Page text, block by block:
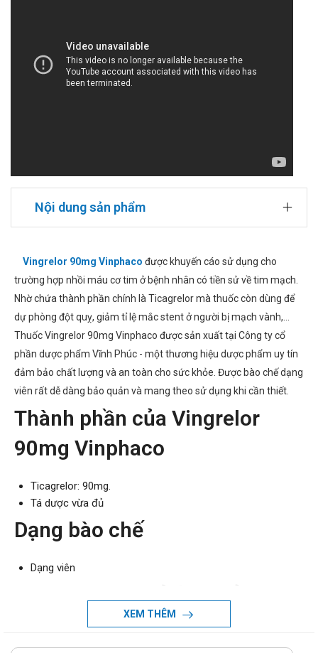
Nội dung sản phẩm
Vingrelor 90mg Vinphaco được khuyến cáo sử dụng cho
trường hợp nhồi máu cơ tim ở bệnh nhân có tiền sử về tim mạch.
Nhờ chứa thành phần chính là Ticagrelor mà thuốc còn dùng để
dự phòng đột quỵ, giảm tỉ lệ mắc stent ở người bị mạch vành,…
Thuốc Vingrelor 90mg Vinphaco được sản xuất tại Công ty cổ
phần dược phẩm Vĩnh Phúc - một thương hiệu dược phẩm uy tín
đảm bảo chất lượng và an toàn cho sức khỏe. Được bào chế dạng
viên rất dễ dàng bảo quản và mang theo sử dụng khi cần thiết.
Thành phần của Vingrelor
90mg Vinphaco
Ticagrelor: 90mg.
Tá dược vừa đủ
Dạng bào chế
Dạng viên
Công dụng - Chỉ định của
Vingrelor 90mg Vinphaco
XEM THÊM